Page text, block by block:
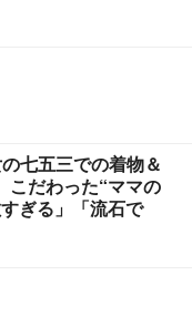
七五三での着物＆
だわった“ママの
ぎる」「流石で